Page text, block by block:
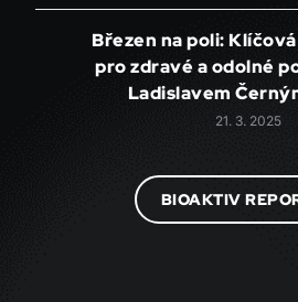
Březen na poli:
pro zdravé a odolné
Ladislavem
21. 3. 2025
BIOAKTIV